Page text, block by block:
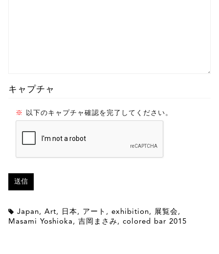
キャプチャ
以下のキャプチャ確認を完了してください。
Japan,Art, 日本, アート ,exhibition, 展覧会 ,
Masami Yoshioka ,吉岡まさみ ,colored bar 2015